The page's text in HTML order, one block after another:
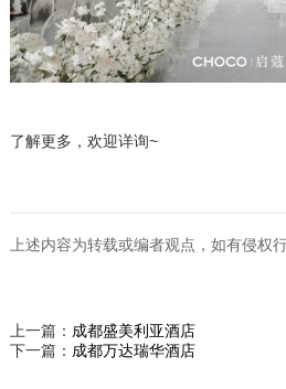
了解更多，欢迎详询~
上述内容为转载或编者观点，如有侵权
上一篇： 成都盛美利亚酒店
下一篇： 成都万达瑞华酒店